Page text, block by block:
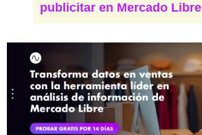
publicitar en Mercado Libre